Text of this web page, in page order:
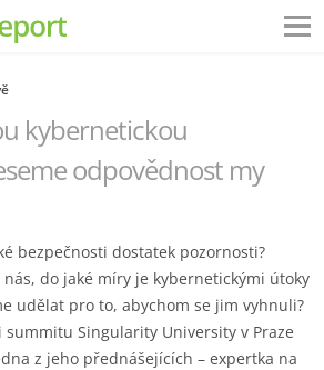
kybernetickou
odpovědnost my
bezpečnosti dostatek pozornosti?
nás, do jaké míry je kybernetickými útoky
udělat pro to, abychom se jim vyhnuli?
summitu Singularity University v Praze
z jeho přednášejících – expertka na